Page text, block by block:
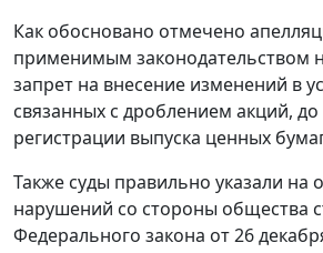
Как обосновано отмечено
применимым законодательством
запрет на внесение изменений в
связанных с дроблением акций, до
регистрации выпуска ценных
Также суды правильно указали на
нарушений со стороны общества
Федерального закона от 26